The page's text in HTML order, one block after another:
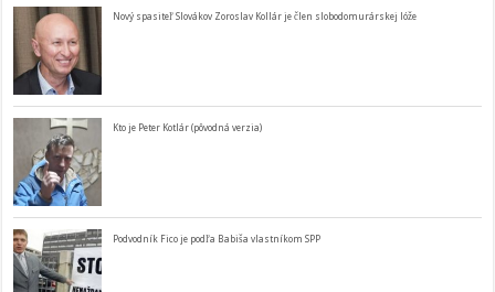
Nový spasiteľ Slovákov Zoroslav Kollár je člen slobodomurárskej lóže
Kto je Peter Kotlár (pôvodná verzia)
Podvodník Fico je podľa Babiša vlastníkom SPP